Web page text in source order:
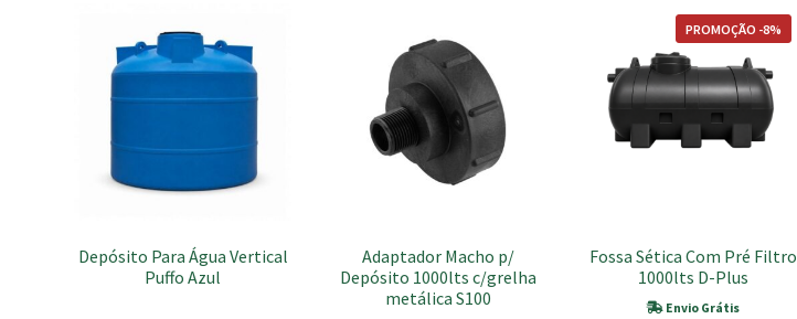
Depósito Para Água Vertical
Puffo Azul
multiple
on
Adaptador Macho p/
Depósito 1000lts c/grelha
metálica S100
variants.
the
Fossa Sética Com Pré Filtro
1000lts D-Plus
Envio Grátis
PROMOÇÃO -8%